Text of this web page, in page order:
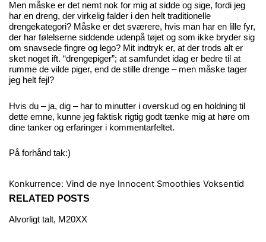
Men måske er det nemt nok for mig at sidde og sige, fordi jeg
har en dreng, der virkelig falder i den helt traditionelle
drengekategori? Måske er det sværere, hvis man har en lille fyr,
der har følelserne siddende udenpå tøjet og som ikke bryder sig
om snavsede fingre og lego? Mit indtryk er, at der trods alt er
sket noget ift. “drengepiger”; at samfundet idag er bedre til at
rumme de vilde piger, end de stille drenge – men måske tager
jeg helt fejl?
Hvis du – ja, dig – har to minutter i overskud og en holdning til
dette emne, kunne jeg faktisk rigtig godt tænke mig at høre om
dine tanker og erfaringer i kommentarfeltet.
På forhånd tak:)
Konkurrence: Vind de nye Innocent Smoothies Voksentid
RELATED POSTS
Alvorligt talt, M20XX